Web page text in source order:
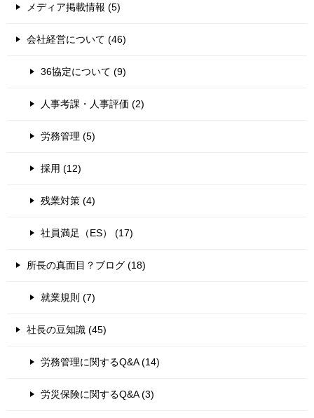
メディア掲載情報 (5)
会社経営について (46)
36協定について (9)
人事考課・人事評価 (2)
労務管理 (5)
採用 (12)
残業対策 (4)
社員満足（ES） (17)
所長の真面目？ブログ (18)
就業規則 (7)
社長の豆知識 (45)
労務管理に関するQ&A (14)
労災保険に関するQ&A (3)